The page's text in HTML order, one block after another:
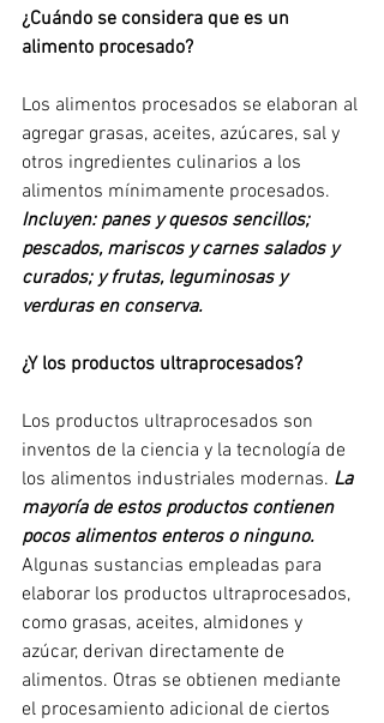
¿Cuándo se considera que es un
alimento procesado?
Los alimentos procesados se elaboran al
agregar grasas, aceites, azúcares, sal y
otros ingredientes culinarios a los
alimentos mínimamente procesados.
Incluyen: panes y quesos sencillos;
pescados, mariscos y carnes salados y
curados; y frutas, leguminosas y
verduras en conserva.
¿Y los productos ultraprocesados?
Los productos ultraprocesados son
inventos de la ciencia y la tecnología de
los alimentos industriales modernas. La
mayoría de estos productos contienen
pocos alimentos enteros o ninguno.
Algunas sustancias empleadas para
elaborar los productos ultraprocesados,
como grasas, aceites, almidones y
azúcar, derivan directamente de
alimentos. Otras se obtienen mediante
el procesamiento adicional de ciertos